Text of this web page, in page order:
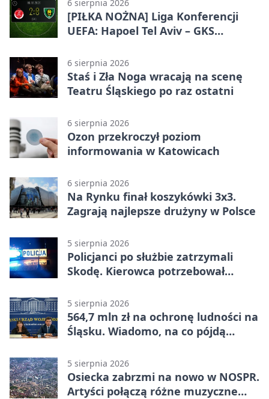
6 sierpnia 2026
[PIŁKA NOŻNA] Liga Konferencji
UEFA: Hapoel Tel Aviv – GKS
rundy kwalifikacyjnej
6 sierpnia 2026
Staś i Zła Noga wracają na scenę
Teatru Śląskiego po raz ostatni
6 sierpnia 2026
Ozon przekroczył poziom
informowania w Katowicach
6 sierpnia 2026
Na Rynku finał koszykówki 3x3.
Zagrają najlepsze drużyny w Polsce
5 sierpnia 2026
Policjanci po służbie zatrzymali
Skodę. Kierowca potrzebował
5 sierpnia 2026
564,7 mln zł na ochronę ludności na
Śląsku. Wiadomo, na co pójdą
5 sierpnia 2026
Osiecka zabrzmi na nowo w NOSPR.
Artyści połączą różne muzyczne